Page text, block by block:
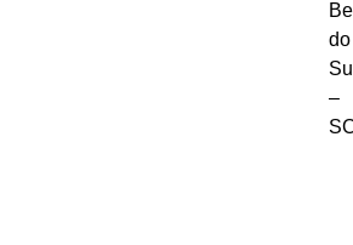
do
–